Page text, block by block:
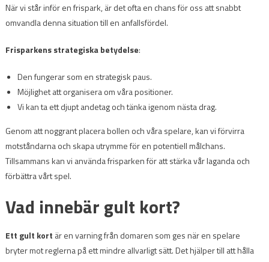
När vi står inför en frispark, är det ofta en chans för oss att snabbt
omvandla denna situation till en anfallsfördel.
Frisparkens strategiska betydelse:
Den fungerar som en strategisk paus.
Möjlighet att organisera om våra positioner.
Vi kan ta ett djupt andetag och tänka igenom nästa drag.
Genom att noggrant placera bollen och våra spelare, kan vi förvirra
motståndarna och skapa utrymme för en potentiell målchans.
Tillsammans kan vi använda frisparken för att stärka vår laganda och
förbättra vårt spel.
Vad innebär gult kort?
Ett gult kort är en varning från domaren som ges när en spelare
bryter mot reglerna på ett mindre allvarligt sätt. Det hjälper till att hålla